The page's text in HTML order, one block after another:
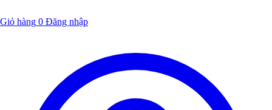
Giỏ hàng 0 Đăng nhập